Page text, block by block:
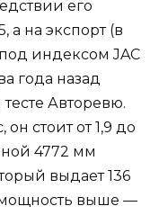
его
а на экспорт (в
индексом JAC
года назад
Авторевю.
стоит от 1,9 до
4772 мм
выдает 136
мощность выше —